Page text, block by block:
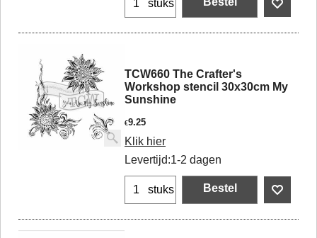
stuks
TCW660 The Crafter's
Workshop stencil 30x30cm My
Sunshine
€9.25
Klik hier
Levertijd:1-2 dagen
stuks Bestel